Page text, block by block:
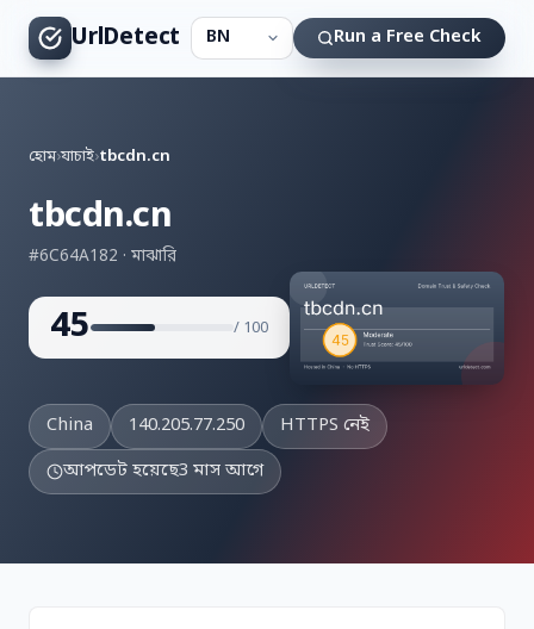
UrlDetect Run a Free Check
হোম›যাচাই›tbcdn.cn
tbcdn.cn
#6C64A182 · মাঝারি
45 / 100
China 140.205.77.250
HTTPS নেই
আপডেট হয়েছে3 মাস আগে